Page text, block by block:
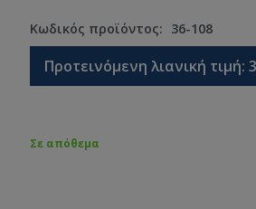
Κωδικός προϊόντος: 36-108
Προτεινόμενη λιανική τιμή:
Σε απόθεμα